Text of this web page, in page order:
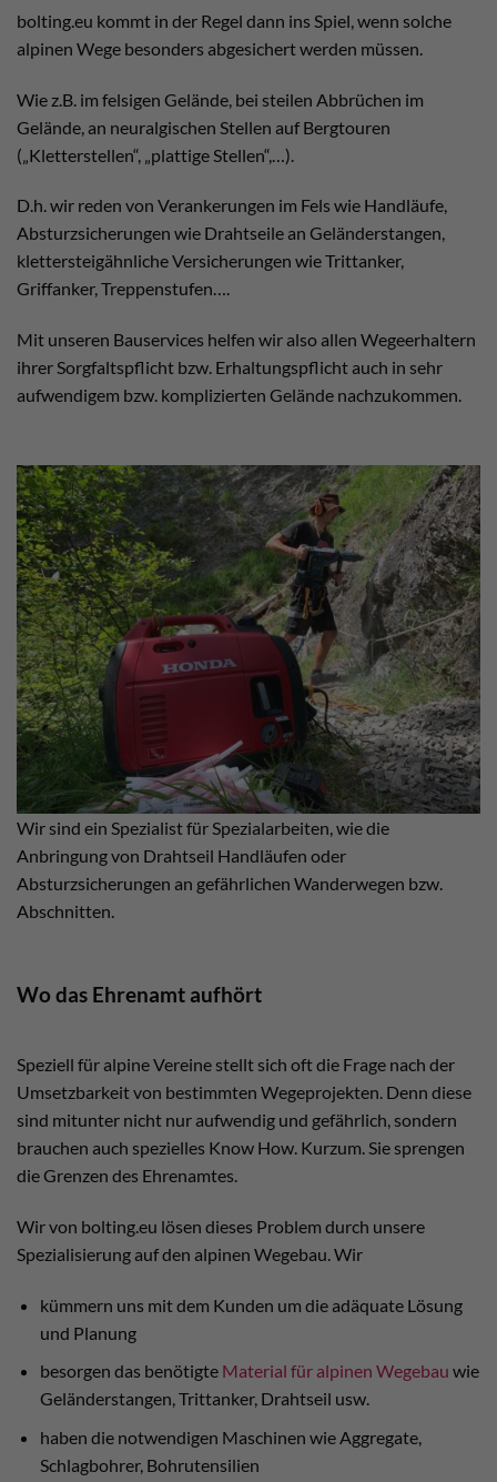
bolting.eu kommt in der Regel dann ins Spiel, wenn solche
alpinen Wege besonders abgesichert werden müssen.
Wie z.B. im felsigen Gelände, bei steilen Abbrüchen im
Gelände, an neuralgischen Stellen auf Bergtouren
(„Kletterstellen“, „plattige Stellen“,…).
D.h. wir reden von Verankerungen im Fels wie Handläufe,
Absturzsicherungen wie Drahtseile an Geländerstangen,
klettersteigähnliche Versicherungen wie Trittanker,
Griffanker, Treppenstufen….
Mit unseren Bauservices helfen wir also allen Wegeerhaltern
ihrer Sorgfaltspflicht bzw. Erhaltungspflicht auch in sehr
aufwendigem bzw. komplizierten Gelände nachzukommen.
Wir sind ein Spezialist für Spezialarbeiten, wie die
Anbringung von Drahtseil Handläufen oder
Absturzsicherungen an gefährlichen Wanderwegen bzw.
Abschnitten.
Wo das Ehrenamt aufhört
Speziell für alpine Vereine stellt sich oft die Frage nach der
Umsetzbarkeit von bestimmten Wegeprojekten. Denn diese
sind mitunter nicht nur aufwendig und gefährlich, sondern
brauchen auch spezielles Know How. Kurzum. Sie sprengen
die Grenzen des Ehrenamtes.
Wir von bolting.eu lösen dieses Problem durch unsere
Spezialisierung auf den alpinen Wegebau. Wir
kümmern uns mit dem Kunden um die adäquate Lösung
und Planung
besorgen das benötigte Material für alpinen Wegebau wie
Geländerstangen, Trittanker, Drahtseil usw.
haben die notwendigen Maschinen wie Aggregate,
Schlagbohrer, Bohrutensilien